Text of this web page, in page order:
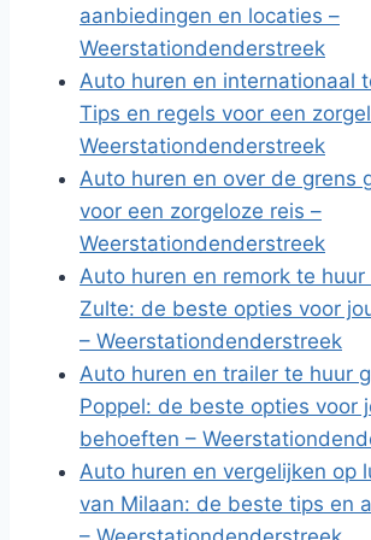
aanbiedingen en locaties –
Weerstationdenderstreek
Auto huren en internationaal
Tips en regels voor een
Weerstationdenderstreek
Auto huren en over de grens
voor een zorgeloze reis –
Weerstationdenderstreek
Auto huren en remork te huur
Zulte: de beste opties voor
– Weerstationdenderstreek
Auto huren en trailer te huur
Poppel: de beste opties voor
behoeften –
Auto huren en vergelijken op
van Milaan: de beste tips en